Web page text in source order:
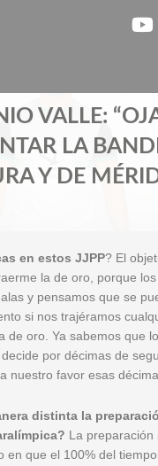
VALLE:
LA
Y DE
en estos JJPP? El
la de oro, porque
y pensamos que se
si nos trajéramos
de oro. Ya sabemos que
por décimas de
nuestro favor esas
distinta la
La
en que el 100% del